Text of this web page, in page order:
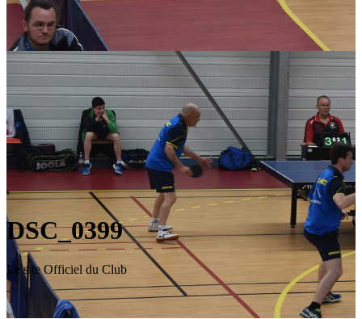
DSC_0399
Le site Officiel du Club